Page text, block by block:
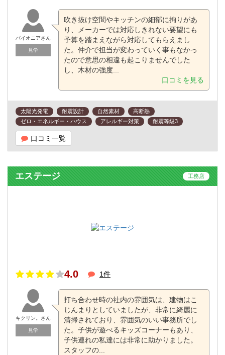
パイオニアさん
見学
吹き抜け空間やキッチンの細部に拘りがあ
り、メーカーでは対応しきれない要望にも
予算を踏まえながら対応してもらえまし
た。仲介で担当が変わっていく事もなかっ
たので意思の相違も起こりませんでした
し、木材の強度...
口コミを見る
太陽光発電 耐震設計 自然素材
高断熱
ゼロ・エネルギー・ハウス
アレルギー対策 耐震等級3
口コミ一覧
エステージ 工務店
4.0 1件
キクリン。さん
見学
打ち合わせ時の社内の雰囲気は、建物はこ
じんまりとしていましたが、非常に綺麗に
清掃されており、雰囲気のいい事務所でし
た。子供が遊べるキッズコーナーもあり、
子供連れの私達には非常に助かりました。
スタッフの...